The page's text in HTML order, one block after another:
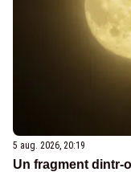
5 aug. 2026, 20:19
Un fragment dintr-